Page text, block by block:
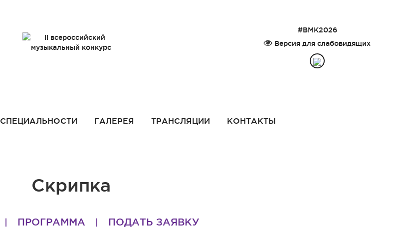
#ВМК2026
Версия для слабовидящих
СПЕЦИАЛЬНОСТИ ГАЛЕРЕЯ ТРАНСЛЯЦИИ КОНТАКТЫ
Скрипка
ПРОГРАММА ПОДАТЬ ЗАЯВКУ